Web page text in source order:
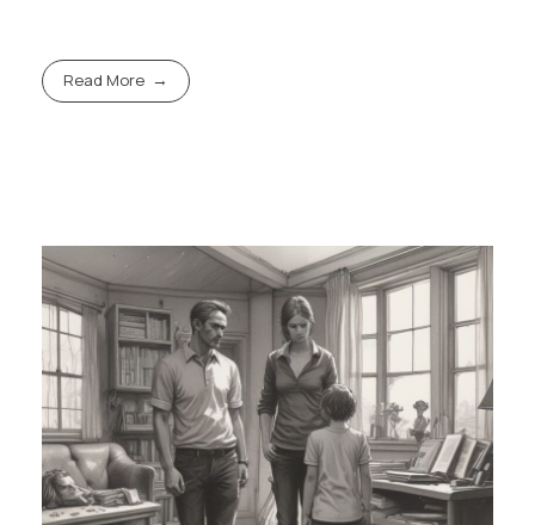
Read More